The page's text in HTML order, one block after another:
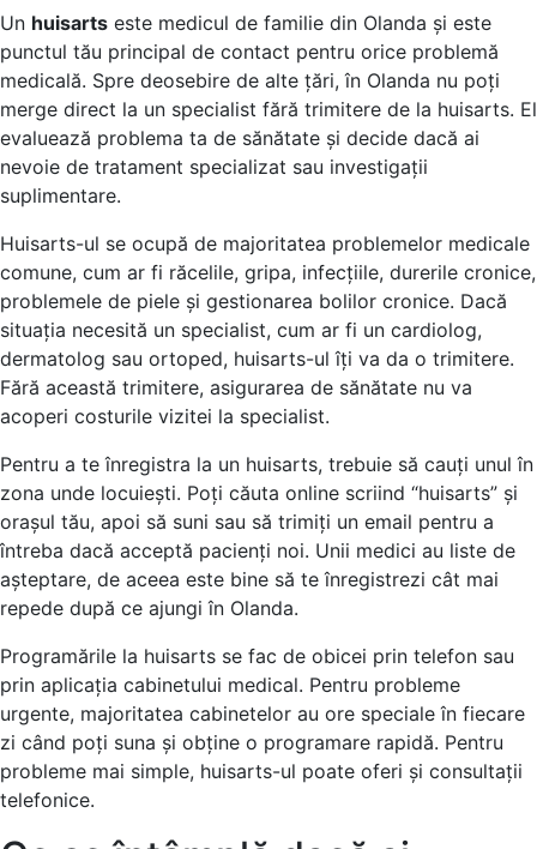
Un huisarts este medicul de familie din Olanda și este
punctul tău principal de contact pentru orice problemă
medicală. Spre deosebire de alte țări, în Olanda nu poți
merge direct la un specialist fără trimitere de la huisarts. El
evaluează problema ta de sănătate și decide dacă ai
nevoie de tratament specializat sau investigații
suplimentare.
Huisarts-ul se ocupă de majoritatea problemelor medicale
comune, cum ar fi răcelile, gripa, infecțiile, durerile cronice,
problemele de piele și gestionarea bolilor cronice. Dacă
situația necesită un specialist, cum ar fi un cardiolog,
dermatolog sau ortoped, huisarts-ul îți va da o trimitere.
Fără această trimitere, asigurarea de sănătate nu va
acoperi costurile vizitei la specialist.
Pentru a te înregistra la un huisarts, trebuie să cauți unul în
zona unde locuiești. Poți căuta online scriind “huisarts” și
orașul tău, apoi să suni sau să trimiți un email pentru a
întreba dacă acceptă pacienți noi. Unii medici au liste de
așteptare, de aceea este bine să te înregistrezi cât mai
repede după ce ajungi în Olanda.
Programările la huisarts se fac de obicei prin telefon sau
prin aplicația cabinetului medical. Pentru probleme
urgente, majoritatea cabinetelor au ore speciale în fiecare
zi când poți suna și obține o programare rapidă. Pentru
probleme mai simple, huisarts-ul poate oferi și consultații
telefonice.